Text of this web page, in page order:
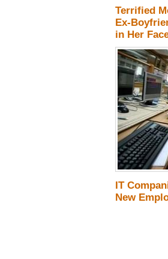
Terrified
Ex-
in Her
from
IT
New